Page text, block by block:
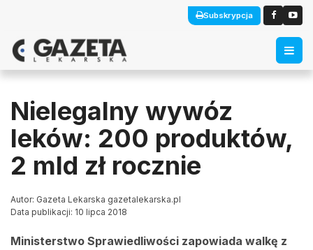
Subskrypcja
Nielegalny wywóz
leków: 200 produktów,
2 mld zł rocznie
Autor: Gazeta Lekarska gazetalekarska.pl
Data publikacji: 10 lipca 2018
Ministerstwo Sprawiedliwości zapowiada walkę z